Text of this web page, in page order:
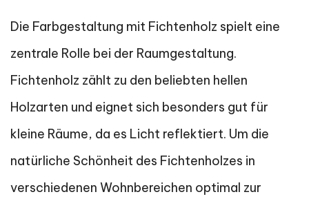
Die Farbgestaltung mit Fichtenholz spielt eine
zentrale Rolle bei der Raumgestaltung.
Fichtenholz zählt zu den beliebten hellen
Holzarten und eignet sich besonders gut für
kleine Räume, da es Licht reflektiert. Um die
natürliche Schönheit des Fichtenholzes in
verschiedenen Wohnbereichen optimal zur